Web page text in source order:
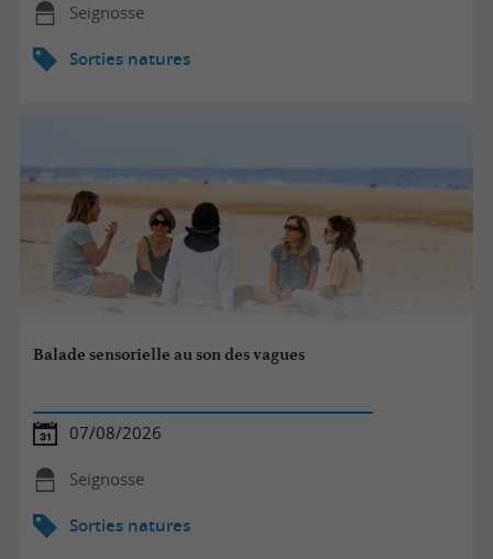
Seignosse
Sorties natures
Balade sensorielle au son des vagues
07/08/2026
Seignosse
Sorties natures